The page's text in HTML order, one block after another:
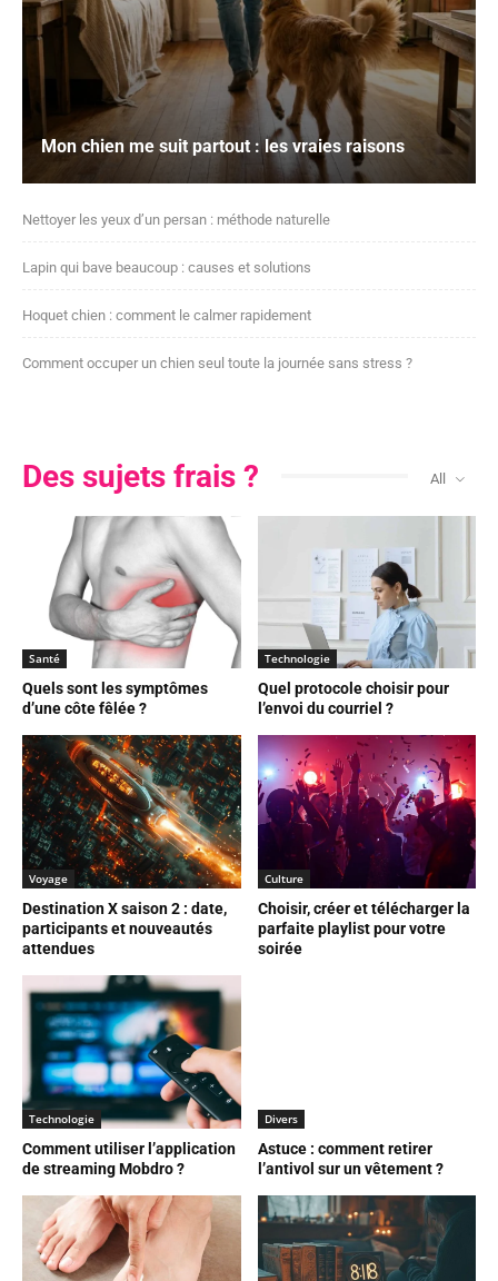
Mon chien me suit partout : les vraies raisons
Nettoyer les yeux d’un persan : méthode naturelle
Lapin qui bave beaucoup : causes et solutions
Hoquet chien : comment le calmer rapidement
Comment occuper un chien seul toute la journée sans stress ?
Des sujets frais ? All
Santé
Quels sont les symptômes
d’une côte fêlée ?
Technologie
Quel protocole choisir pour
l’envoi du courriel ?
Voyage
Destination X saison 2 : date,
participants et nouveautés
attendues
Culture
Choisir, créer et télécharger la
parfaite playlist pour votre
soirée
Technologie
Comment utiliser l’application
de streaming Mobdro ?
Divers
Astuce : comment retirer
l’antivol sur un vêtement ?